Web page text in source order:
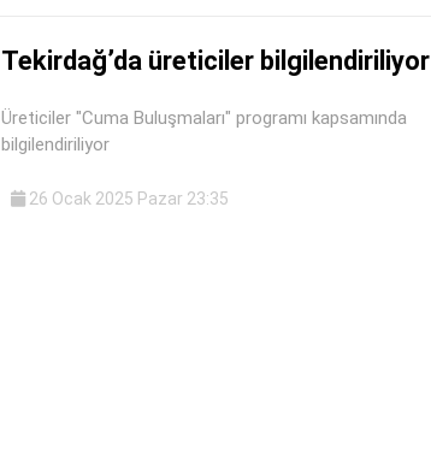
Tekirdağ’da üreticiler bilgilendiriliyor
Üreticiler "Cuma Buluşmaları" programı kapsamında
bilgilendiriliyor
26 Ocak 2025 Pazar 23:35